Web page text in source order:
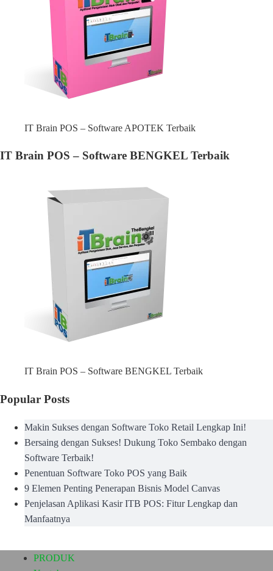
IT Brain POS – Software APOTEK Terbaik
IT Brain POS – Software BENGKEL Terbaik
IT Brain POS – Software BENGKEL Terbaik
Popular Posts
Makin Sukses dengan Software Toko Retail Lengkap Ini!
Bersaing dengan Sukses! Dukung Toko Sembako dengan
Software Terbaik!
Penentuan Software Toko POS yang Baik
9 Elemen Penting Penerapan Bisnis Model Canvas
Penjelasan Aplikasi Kasir ITB POS: Fitur Lengkap dan
Manfaatnya
PRODUK